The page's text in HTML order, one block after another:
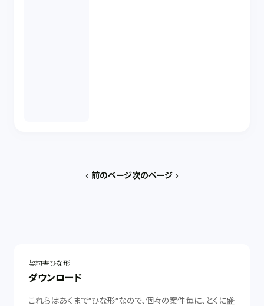
chevron_left 前のページ次のページ chevron_right
契約書ひな形
ダウンロード
これらはあくまで”ひな形”なので、個々の案件毎に、とくに盛